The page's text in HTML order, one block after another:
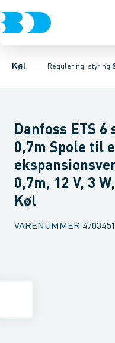
Køl Regulering, styring
Kompressorer
Pressostater &
Magnetventiler til vand
Danfoss ETS 6
0,7m Spole til
0,7m, 12 V, 3
Køl
VARENUMMER